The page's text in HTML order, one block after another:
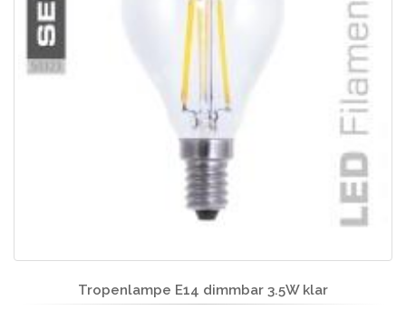
Tropenlampe E14 dimmbar 3.5W klar